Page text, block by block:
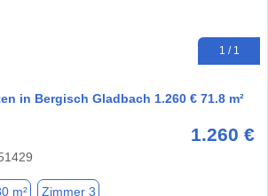
1 / 1
in Bergisch Gladbach 1.260 € 71.8 m²
1.260 €
m² Zimmer 3